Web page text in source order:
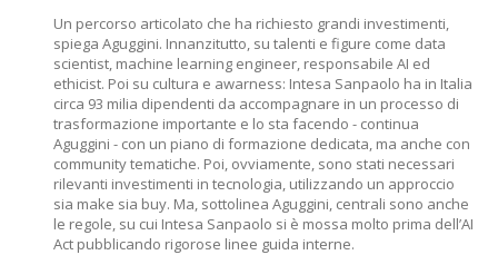
Un percorso articolato che ha richiesto grandi investimenti,
spiega Aguggini. Innanzitutto, su talenti e figure come data
scientist, machine learning engineer, responsabile AI ed
ethicist. Poi su cultura e awarness: Intesa Sanpaolo ha in Italia
circa 93 milia dipendenti da accompagnare in un processo di
trasformazione importante e lo sta facendo - continua
Aguggini - con un piano di formazione dedicata, ma anche con
community tematiche. Poi, ovviamente, sono stati necessari
rilevanti investimenti in tecnologia, utilizzando un approccio
sia make sia buy. Ma, sottolinea Aguggini, centrali sono anche
le regole, su cui Intesa Sanpaolo si è mossa molto prima dell’AI
Act pubblicando rigorose linee guida interne.